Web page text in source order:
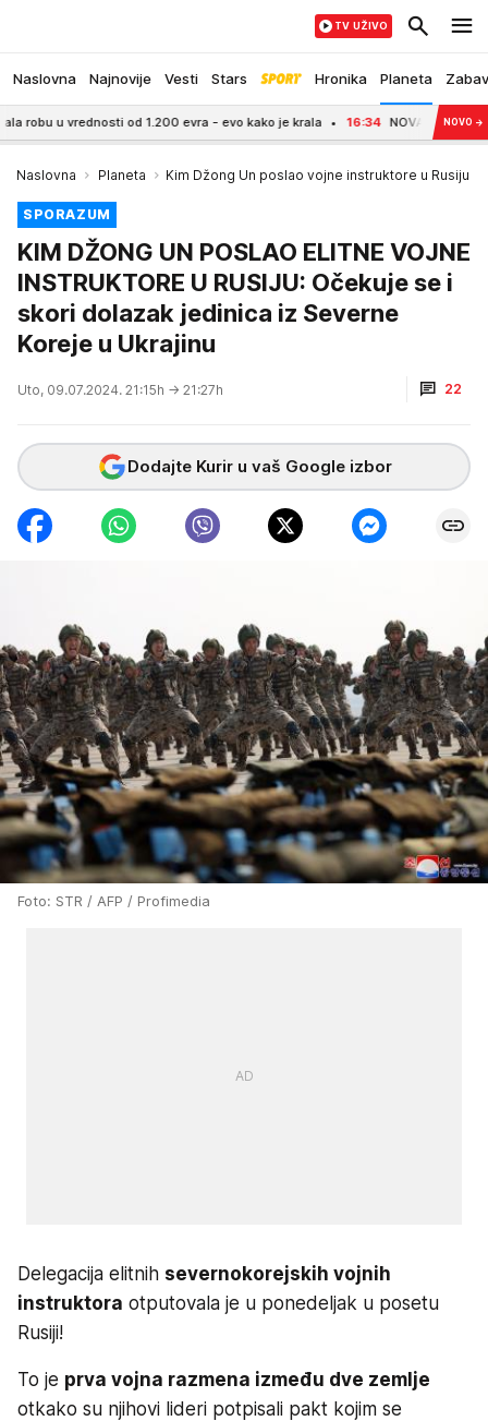
Naslovna Najnovije Vesti Stars Hronika Planeta
TV UŽIVO
u vrednosti od 1.200 evra - evo kako je krala 16:34 NOVA DRAMA NANOVO →
Naslovna Planeta Kim Džong Un poslao vojne instruktore u Rusiju
SPORAZUM
KIM DŽONG UN POSLAO ELITNE VOJNE
INSTRUKTORE U RUSIJU: Očekuje se i
skori dolazak jedinica iz Severne
Koreje u Ukrajinu
Uto, 09.07.2024. 21:15h → 21:27h 22
Dodajte Kurir u vaš Google izbor
Foto: STR / AFP / Profimedia
Delegacija elitnih severnokorejskih vojnih
instruktora otputovala je u ponedeljak u posetu
Rusiji!
To je prva vojna razmena između dve zemlje
otkako su njihovi lideri potpisali pakt kojim se